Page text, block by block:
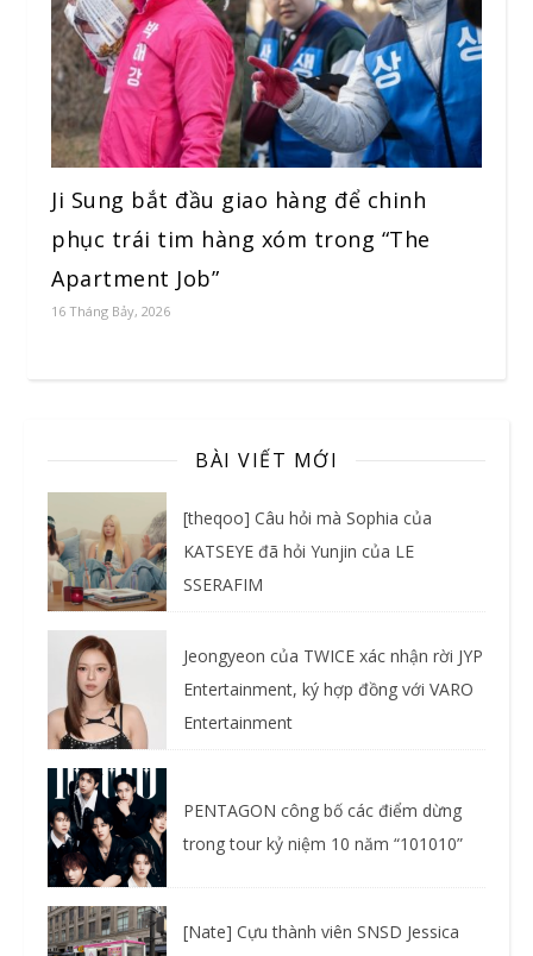
Ji Sung bắt đầu giao hàng để chinh
phục trái tim hàng xóm trong “The
Apartment Job”
16 Tháng Bảy, 2026
BÀI VIẾT MỚI
[theqoo] Câu hỏi mà Sophia của
KATSEYE đã hỏi Yunjin của LE
SSERAFIM
Jeongyeon của TWICE xác nhận rời JYP
Entertainment, ký hợp đồng với VARO
Entertainment
PENTAGON công bố các điểm dừng
trong tour kỷ niệm 10 năm “101010”
[Nate] Cựu thành viên SNSD Jessica